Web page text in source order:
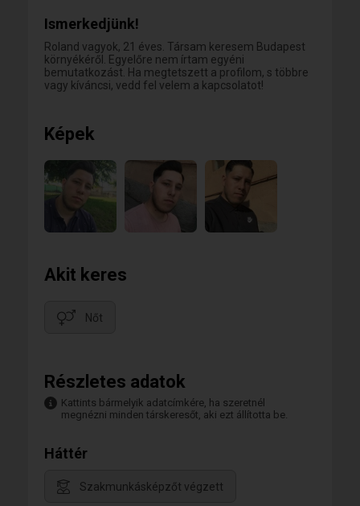
Ismerkedjünk!
Roland vagyok, 21 éves. Társam keresem Budapest
környékéről. Egyelőre nem írtam egyéni
bemutatkozást. Ha megtetszett a profilom, s többre
vagy kíváncsi, vedd fel velem a kapcsolatot!
Képek
Akit keres
Nőt
Részletes adatok
Kattints bármelyik adatcímkére, ha szeretnél
megnézni minden társkeresőt, aki ezt állította be.
Háttér
Szakmunkásképzőt végzett